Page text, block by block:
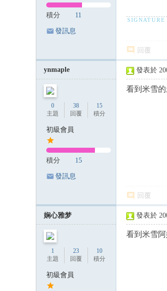
積分 11
發訊息
回覆
ynmaple
0
主題
38
回覆
15
積分
初級會員
積分 15
發訊息
發表於
看到米雪
回覆
娴心雅梦
1
主題
23
回覆
10
積分
初級會員
發表於
看到米雪